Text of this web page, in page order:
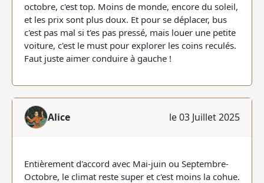
octobre, c'est top. Moins de monde, encore du soleil,
et les prix sont plus doux. Et pour se déplacer, bus
c'est pas mal si t'es pas pressé, mais louer une petite
voiture, c'est le must pour explorer les coins reculés.
Faut juste aimer conduire à gauche !
Alice le 03 Juillet 2025
Entièrement d'accord avec Mai-juin ou Septembre-
Octobre, le climat reste super et c'est moins la cohue.